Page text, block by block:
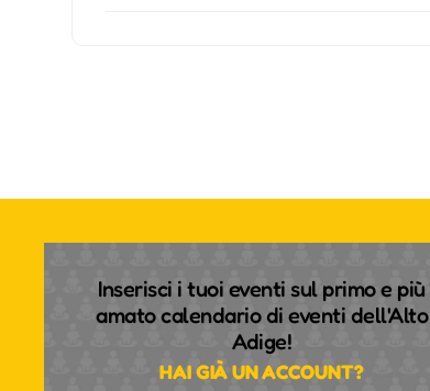
Inserisci i tuoi eventi sul primo e più
amato calendario di eventi dell'Alto
Adige!
HAI GIÀ UN ACCOUNT?